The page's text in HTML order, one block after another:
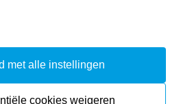
met alle instellingen
cookies weigeren